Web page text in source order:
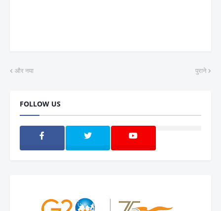
और नया पुराने
FOLLOW US